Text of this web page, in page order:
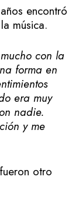
encontró
música.
con la
forma en
era muy
nadie.
y me
otro